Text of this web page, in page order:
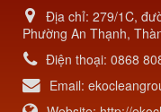
Địa chỉ: 279/1C,
Phường An Thạnh,
Điện thoại: 0868
Email: